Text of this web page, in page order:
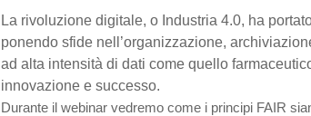
La rivoluzione digitale, o Industria 4.0, ha
ponendo sfide nell’organizzazione,
ad alta intensità di dati come quello
innovazione e successo.
Durante il webinar vedremo come i principi FAIR